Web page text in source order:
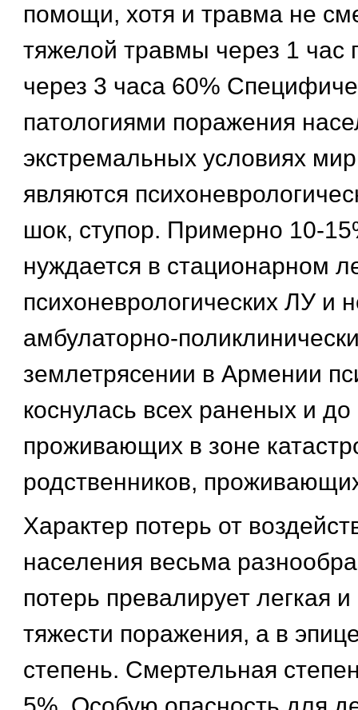
помощи, хотя и травма не
тяжелой травмы через 1 час
через 3 часа 60%
патологиями поражения
экстремальных условиях
являются
шок, ступор. Примерно 10-
нуждается в стационарном
психоневрологических ЛУ и
амбулаторно-
землетрясении в Армении
коснулась всех раненых и до
проживающих в зоне
родственников,
Характер потерь от
населения весьма
потерь превалирует легкая
тяжести поражения, а в
степень. Смертельная